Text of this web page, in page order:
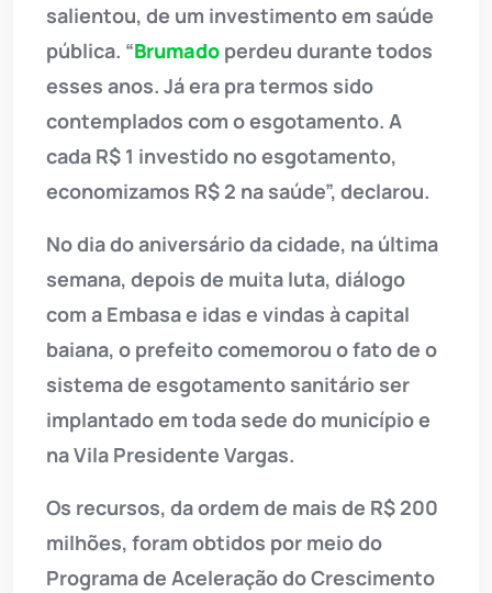
salientou, de um investimento em saúde
pública. “Brumado perdeu durante todos
esses anos. Já era pra termos sido
contemplados com o esgotamento. A
cada R$ 1 investido no esgotamento,
economizamos R$ 2 na saúde”, declarou.
No dia do aniversário da cidade, na última
semana, depois de muita luta, diálogo
com a Embasa e idas e vindas à capital
baiana, o prefeito comemorou o fato de o
sistema de esgotamento sanitário ser
implantado em toda sede do município e
na Vila Presidente Vargas.
Os recursos, da ordem de mais de R$ 200
milhões, foram obtidos por meio do
Programa de Aceleração do Crescimento